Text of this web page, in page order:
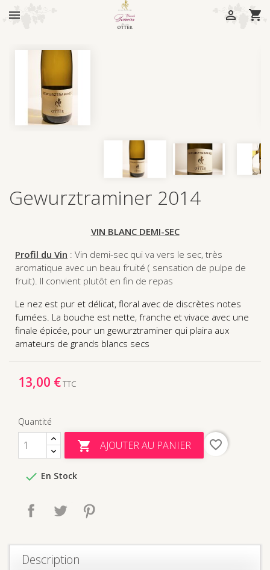
 

Gewurztraminer 2014
VIN BLANC DEMI-SEC
Profil du Vin : Vin demi-sec qui va vers le sec, très
aromatique avec un beau fruité ( sensation de pulpe de
fruit). Il convient plutôt en fin de repas
Le nez est pur et délicat, floral avec de discrètes notes
fumées. La bouche est nette, franche et vivace avec une
finale épicée, pour un gewurztraminer qui plaira aux
amateurs de grands blancs secs
13,00 €TTC
Quantité
 AJOUTER AU PANIER favorite_border
 En Stock
Partager Tweet
Description